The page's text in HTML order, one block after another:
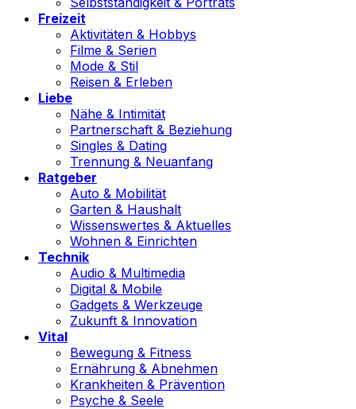
Freizeit
Aktivitäten & Hobbys
Filme & Serien
Mode & Stil
Reisen & Erleben
Liebe
Nähe & Intimität
Partnerschaft & Beziehung
Singles & Dating
Trennung & Neuanfang
Ratgeber
Auto & Mobilität
Garten & Haushalt
Wissenswertes & Aktuelles
Wohnen & Einrichten
Technik
Audio & Multimedia
Digital & Mobile
Gadgets & Werkzeuge
Zukunft & Innovation
Vital
Bewegung & Fitness
Ernährung & Abnehmen
Krankheiten & Prävention
Psyche & Seele